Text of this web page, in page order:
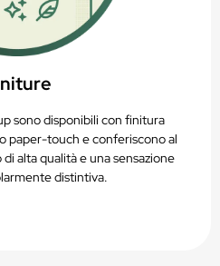
sono disponibili con finitura
paper-touch e conferiscono al
alta qualità e una sensazione
distintiva.